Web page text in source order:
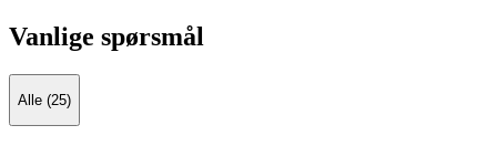
Vanlige spørsmål
Alle (25)